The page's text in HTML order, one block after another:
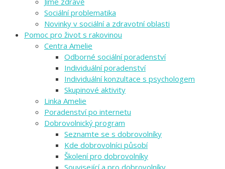
Sociální problematika
Novinky v sociální a zdravotní oblasti
Pomoc pro život s rakovinou
Centra Amelie
Odborné sociální poradenství
Individuální poradenství
Individuální konzultace s psychologem
Skupinové aktivity
Linka Amelie
Poradenství po internetu
Dobrovolnický program
Seznamte se s dobrovolníky
Kde dobrovolníci působí
Školení pro dobrovolníky